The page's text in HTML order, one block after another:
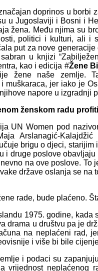
doprinos u borbi
u Jugoslaviji i Bosni i
žena. Među njima su
politici i kulturi, ali i
put za nove
u knjizi
kao i edicija #Žene
žene naše
muškaraca, jer iako je
napore u izgradnji
ženskom radu
UN Women pod
Arslanagić-
brigu o djeci,
i druge poslove
na ove poslove. To
države oslanja se
rade, bude plaćeno.
1975. godine,
drama u društvu pa je
na neplaćeni rad,
i više bi bile
i podaci su
vrijednost neplaćenog